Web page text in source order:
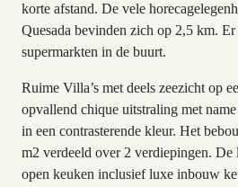
korte afstand. De vele
Quesada bevinden zich op 2,5 km.
supermarkten in de buurt.
Ruime Villa’s met deels zeezicht op
opvallend chique uitstraling met
in een contrasterende kleur. Het
m2 verdeeld over 2 verdiepingen.
open keuken inclusief luxe inbouw